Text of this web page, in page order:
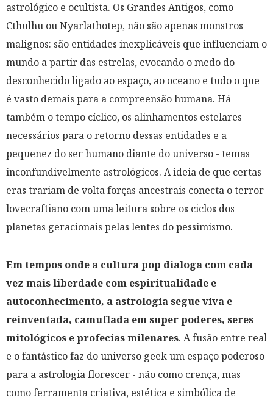
astrológico e ocultista. Os Grandes Antigos, como
Cthulhu ou Nyarlathotep, não são apenas monstros
malignos: são entidades inexplicáveis que influenciam o
mundo a partir das estrelas, evocando o medo do
desconhecido ligado ao espaço, ao oceano e tudo o que
é vasto demais para a compreensão humana. Há
também o tempo cíclico, os alinhamentos estelares
necessários para o retorno dessas entidades e a
pequenez do ser humano diante do universo - temas
inconfundivelmente astrológicos. A ideia de que certas
eras trariam de volta forças ancestrais conecta o terror
lovecraftiano com uma leitura sobre os ciclos dos
planetas geracionais pelas lentes do pessimismo.
Em tempos onde a cultura pop dialoga com cada
vez mais liberdade com espiritualidade e
autoconhecimento, a astrologia segue viva e
reinventada, camuflada em super poderes, seres
mitológicos e profecias milenares. A fusão entre real
e o fantástico faz do universo geek um espaço poderoso
para a astrologia florescer - não como crença, mas
como ferramenta criativa, estética e simbólica de